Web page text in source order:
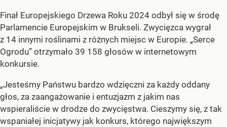
Finał Europejskiego Drzewa Roku 2024 odbył się w środę
Parlamencie Europejskim w Brukseli. Zwycięzca wygrał
z 14 innymi roślinami z różnych miejsc w Europie. „Serce
Ogrodu” otrzymało 39 158 głosów w internetowym
konkursie.
„Jesteśmy Państwu bardzo wdzięczni za każdy oddany
głos, za zaangażowanie i entuzjazm z jakim nas
wspieraliście w drodze do zwycięstwa. Cieszymy się, z tak
wspaniałej inicjatywy jak konkurs, którego największym